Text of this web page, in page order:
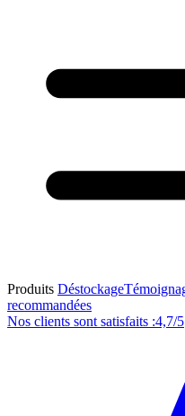
Produits Déstockage
recommandées
Nos clients sont satisfaits :4,7/5